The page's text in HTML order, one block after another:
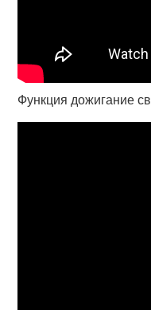
Функция дожигание